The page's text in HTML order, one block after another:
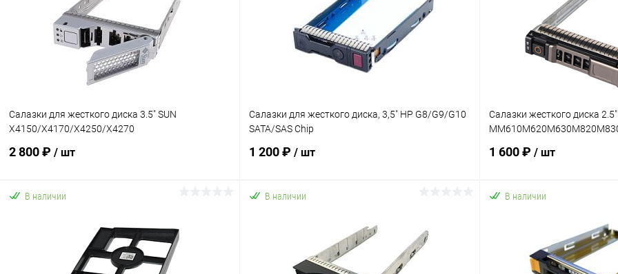
Салазки для жесткого диска 3.5" SUN
X4150/X4170/X4250/X4270
2 800 ₽ / шт
К сравнению
В избранное В наличии
Салазки для жесткого диска, 3,5" HP G8/G9/G10
SATA/SAS Chip
1 200 ₽ / шт
К сравнению
В избранное В наличии
Салазки жесткого диска
1 600 ₽ / шт
Купить в 1 клик
В избранное
В наличии В наличии В наличии